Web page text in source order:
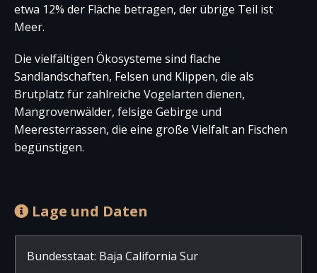
etwa 12% der Fläche betragen, der übrige Teil ist
Meer.
Die vielfältigen Ökosysteme sind flache
Sandlandschaften, Felsen und Klippen, die als
Brutplatz für zahlreiche Vogelarten dienen,
Mangrovenwälder, felsige Gebirge und
Meeresterrassen, die eine große Vielfalt an Fischen
begünstigen.
Lage und Daten
Bundesstaat: Baja California Sur